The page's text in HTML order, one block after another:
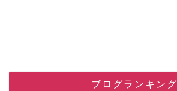
ブログランキング